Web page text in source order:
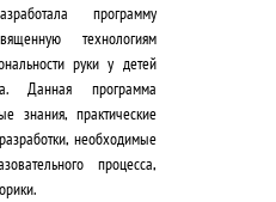
программу
технологиям
руки у детей
Данная программа
знания, практические
необходимые
процесса,